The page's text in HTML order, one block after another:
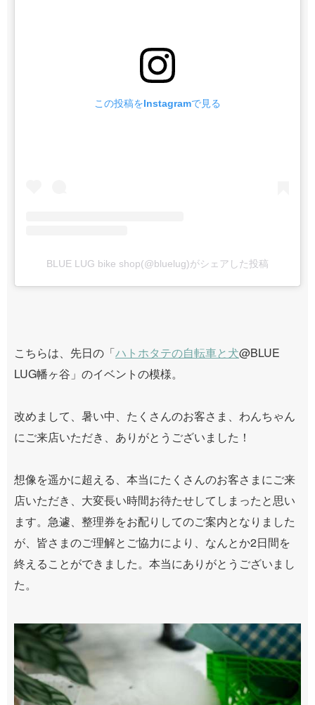
この投稿をInstagramで見る
BLUE LUG bike shop(@bluelug)がシェアした投稿
こちらは、先日の「ハトホタテの自転車と犬@BLUE
LUG幡ヶ谷」のイベントの模様。
改めまして、暑い中、たくさんのお客さま、わんちゃん
にご来店いただき、ありがとうございました！
想像を遥かに超える、本当にたくさんのお客さまにご来
店いただき、大変長い時間お待たせしてしまったと思い
ます。急遽、整理券をお配りしてのご案内となりました
が、皆さまのご理解とご協力により、なんとか2日間を
終えることができました。本当にありがとうございまし
た。